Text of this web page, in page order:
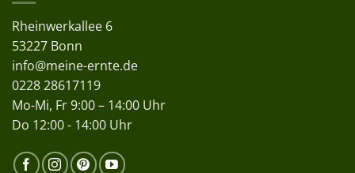
Rheinwerkallee 6
53227 Bonn
info@meine-ernte.de
0228 28617119
Mo-Mi, Fr 9:00 – 14:00 Uhr
Do 12:00 - 14:00 Uhr